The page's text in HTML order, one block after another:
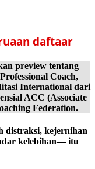
daftaar
preview tentang
Coach,
International dari
ACC (Associate
Federation.
distraksi, kejernihan
kelebihan— itu